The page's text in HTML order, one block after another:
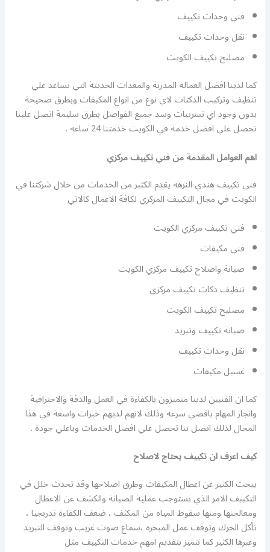
فني وحدات تكييف
نقل وحدات تكييف
مصليح تكييف الكويت
كما لدينا افضل العماله المدربة والمعدات الحديثة التي تساعد علي
تنظيف وتركيب الدكتات لاي نوع من انواع المكيفات وبطرق صحيحة
بدون وجود اي تسريبات وسد جميع الفواصل بطرق سليمة اتصل علينا
تحصل علي افضل خدمة في الكويت خدمتنا 24 ساعه .
اهم العوامل المقدمة من فني تكييف مركزي
فني تكييف هندي النزهه يقدم الكثير من الخدمات من خلال شركتنا في
الكويت في مجال التكييف المركزي لكافة الاعمال كالاتي
فني تكييف مركزي الكويت
فني مكيفات
صيانة واصلاح تكييف مركزي الكويت
تنظيف دكات تكييف مركزي
مصليح تكييف الكويت
صيانة تكييف وتبريد
نقل وحدات تكييف
غسيل مكيفات
كما ان الفنيين لدينا متميزون بالكفاءة في العمل والدقة والاحترافية
وانجاز المهام باقصي سرعه وذلك لانهم لديهم خبرات واسعة في هذا
المجال لذلك اتصل بنا تحصل علي افضل الخدمات وباعلي جودة .
كيف اعرف ان تكييف يحتاج لاصلاح
يبحث الكثير عن اعطال المكيفات وطرق اصلاحها وقد تحدث خلل في
التكييف الامر الذي يستوجب عملية الصيانة والكشف عن الاعطال
ومعالجتها ومنها سقوط المياه من المكثف ، ضعف الكفاءة تدريجيا ،
تأكل الحرك وتوقف عمل المبخره ،سماع صوت غريب وتوقف التبريد
وغيرها الكثير كما نتميز بتقديم امهم خدمات التكييف مثل